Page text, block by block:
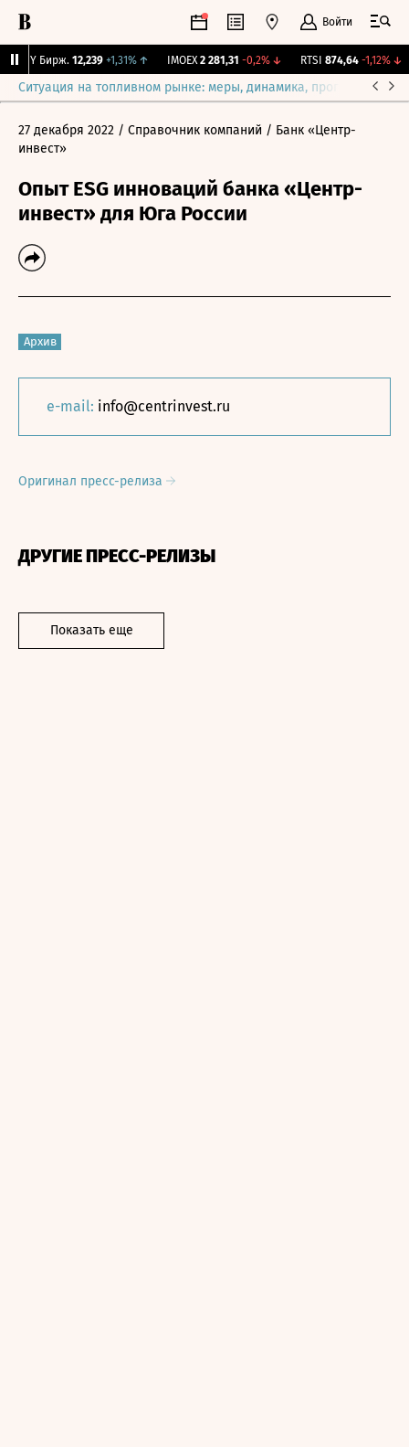
Войти
CNY Бирж. 12,239 +1,31% ↑ IMOEX 2 281,31 -0,2%↓ RTSI 874,64 -1,12%↓
Ситуация на топливном рынке: меры, динамика, прогнозы
27 декабря 2022 / Справочник компаний / Банк «Центр-
инвест»
Опыт ESG инноваций банка «Центр-
инвест» для Юга России
Архив
e-mail: info@centrinvest.ru
Оригинал пресс-релиза
ДРУГИЕ ПРЕСС-РЕЛИЗЫ
Показать еще